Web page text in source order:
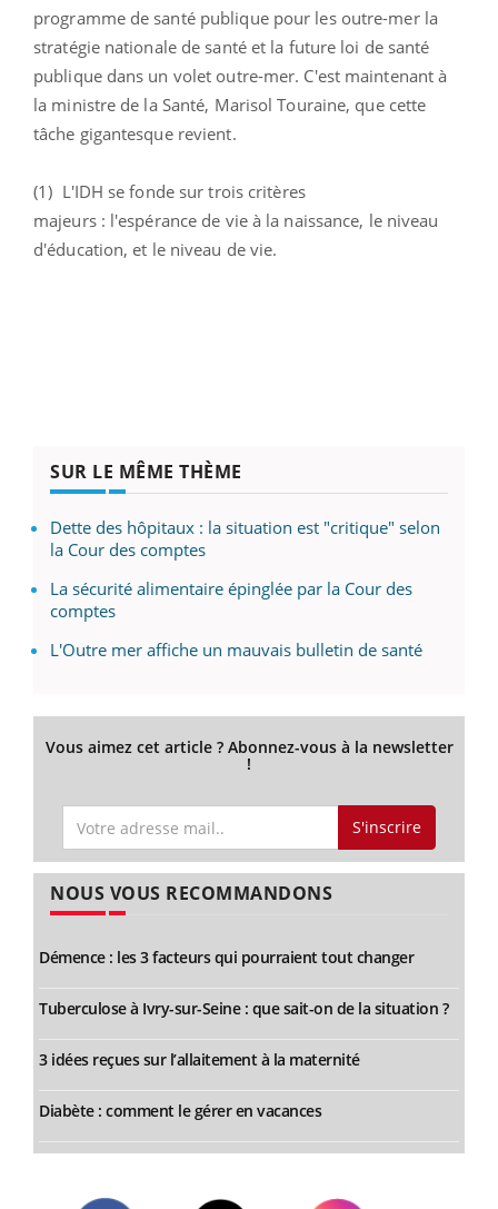
programme de santé publique pour les outre-mer la
stratégie nationale de santé et la future loi de santé
publique dans un volet outre-mer. C'est maintenant à
la ministre de la Santé, Marisol Touraine, que cette
tâche gigantesque revient.
(1) L'IDH se fonde sur trois critères
majeurs : l'espérance de vie à la naissance, le niveau
d'éducation, et le niveau de vie.
SUR LE MÊME THÈME
Dette des hôpitaux : la situation est "critique" selon
la Cour des comptes
La sécurité alimentaire épinglée par la Cour des
comptes
L'Outre mer affiche un mauvais bulletin de santé
Vous aimez cet article ? Abonnez-vous à la newsletter
!
S'inscrire
NOUS VOUS RECOMMANDONS
Démence : les 3 facteurs qui pourraient tout changer
Tuberculose à Ivry-sur-Seine : que sait-on de la situation ?
3 idées reçues sur l’allaitement à la maternité
Diabète : comment le gérer en vacances